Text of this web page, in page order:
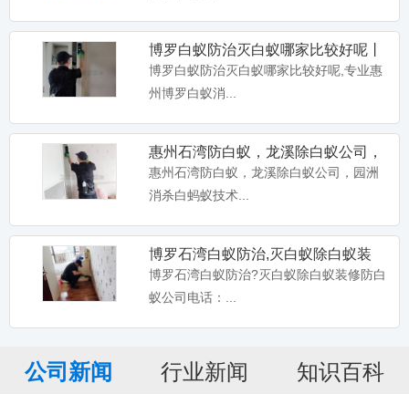
博罗白蚁防治灭白蚁哪家比较好呢丨
专业惠州博罗白蚁消杀公司电
博罗白蚁防治灭白蚁哪家比较好呢,专业惠
州博罗白蚁消...
惠州石湾防白蚁，龙溪除白蚁公司，
园洲消杀白蚂蚁
惠州石湾防白蚁，龙溪除白蚁公司，园洲
消杀白蚂蚁技术...
博罗石湾白蚁防治,灭白蚁除白蚁装
修,防白蚁资质企业您的首要
博罗石湾白蚁防治?灭白蚁除白蚁装修防白
蚁公司电话：...
公司新闻 行业新闻 知识百科